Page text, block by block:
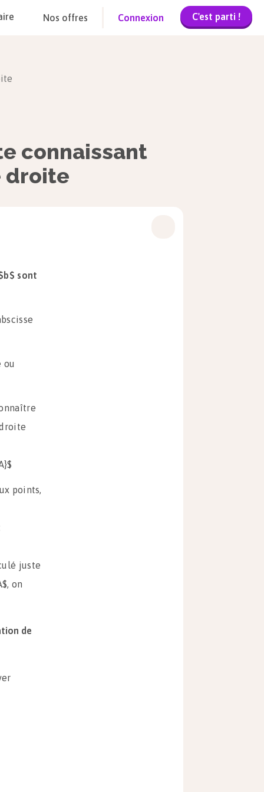
Nos offres Connexion C'est parti !
connaissant
droite
sont
ou
points,
juste
on
de